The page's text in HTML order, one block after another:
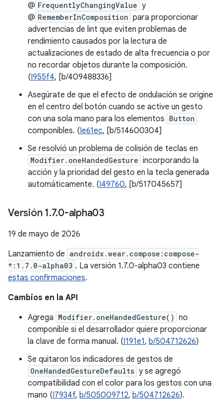
@ FrequentlyChangingValue y
@ RememberInComposition para proporcionar
advertencias de lint que eviten problemas de
rendimiento causados por la lectura de
actualizaciones de estado de alta frecuencia o por
no recordar objetos durante la composición.
(I955f4, [b/409488336]
Asegúrate de que el efecto de ondulación se origine
en el centro del botón cuando se active un gesto
con una sola mano para los elementos Button
componibles. (Ie61ec, [b/514600304]
Se resolvió un problema de colisión de teclas en
Modifier.oneHandedGesture incorporando la
acción y la prioridad del gesto en la tecla generada
automáticamente. (I49760, [b/517045657]
Versión 1.7.0-alpha03
19 de mayo de 2026
Lanzamiento de androidx.wear.compose:compose-
*:1.7.0-alpha03 . La versión 1.7.0-alpha03 contiene
estas confirmaciones.
Cambios en la API
Agrega Modifier.oneHandedGesture() no
componible si el desarrollador quiere proporcionar
la clave de forma manual. (I191e1, b/504712626)
Se quitaron los indicadores de gestos de
OneHandedGestureDefaults y se agregó
compatibilidad con el color para los gestos con una
mano (I7934f, b/505009712, b/504712626).